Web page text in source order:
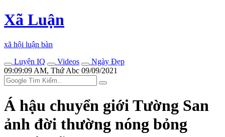
Xã Luận
xã hội luận bàn
Luyện IQ
Videos
Ngày Đẹp
09:09:09 AM, Thứ Abc 09/09/2021
Á hậu chuyển giới Tường San
ảnh đời thường nóng bỏng